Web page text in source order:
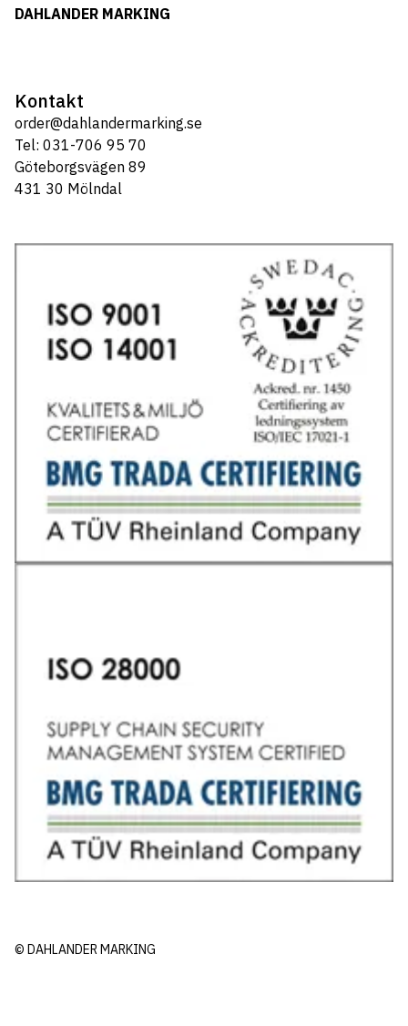
DAHLANDER MARKING
Kontakt
order@dahlandermarking.se
Tel: 031-706 95 70
Göteborgsvägen 89
431 30 Mölndal
© DAHLANDER MARKING